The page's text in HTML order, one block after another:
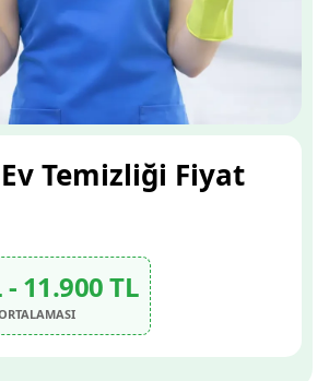
Temizliği Fiyat
- 11.900 TL